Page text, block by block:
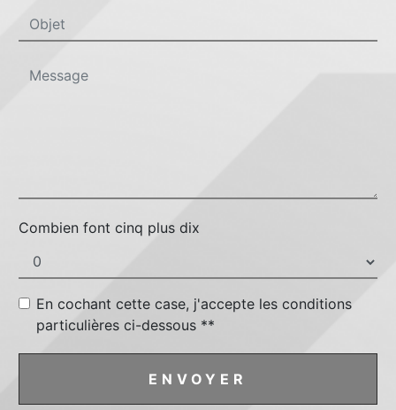
Combien font cinq plus dix
En cochant cette case, j'accepte les conditions
particulières ci-dessous **
ENVOYER